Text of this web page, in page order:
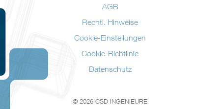
AGB
Rechtl. Hinweise
Cookie-Einstellungen
Cookie-Richtlinie
Datenschutz
© 2026 CSD INGENIEURE